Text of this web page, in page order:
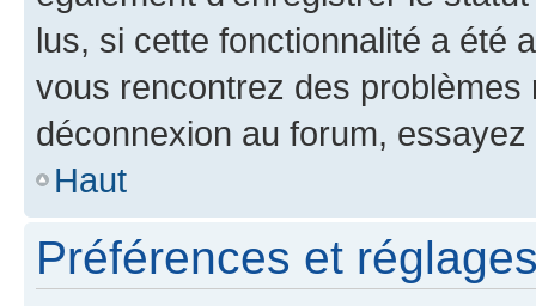
lus, si cette fonctionnalité a été
vous rencontrez des
déconnexion au forum,
Haut
Préférences et